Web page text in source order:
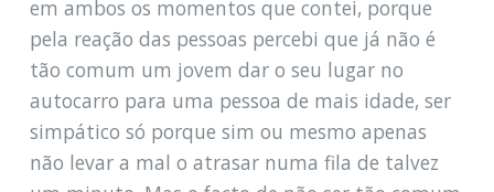
em ambos os momentos que contei, porque
pela reação das pessoas percebi que já não é
tão comum um jovem dar o seu lugar no
autocarro para uma pessoa de mais idade, ser
simpático só porque sim ou mesmo apenas
não levar a mal o atrasar numa fila de talvez